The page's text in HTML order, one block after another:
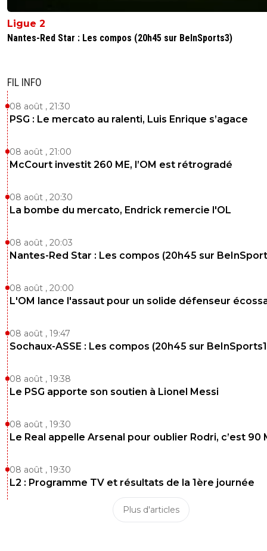
Ligue 2
Nantes-Red Star : Les compos (20h45 sur BeInSports3)
FIL INFO
08 août , 21:30
PSG : Le mercato au ralenti, Luis Enrique s’agace
08 août , 21:00
McCourt investit 260 ME, l’OM est rétrogradé
08 août , 20:30
La bombe du mercato, Endrick remercie l'OL
08 août , 20:03
Nantes-Red Star : Les compos (20h45 sur
08 août , 20:00
L'OM lance l'assaut pour un solide défenseur
08 août , 19:47
Sochaux-ASSE : Les compos (20h45 sur
08 août , 19:38
Le PSG apporte son soutien à Lionel Messi
08 août , 19:30
Le Real appelle Arsenal pour oublier Rodri, c’est 90
08 août , 19:30
L2 : Programme TV et résultats de la 1ère journée
Plus d'articles